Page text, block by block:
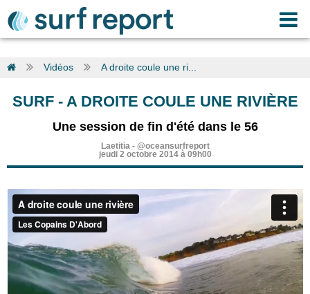
Vidéos A droite coule une ri...
SURF- A DROITE COULE UNE RIVIÈRE
Une session de fin d'été dans le 56
Laetitia- @oceansurfreport
jeudi 2 octobre 2014 à 09h00